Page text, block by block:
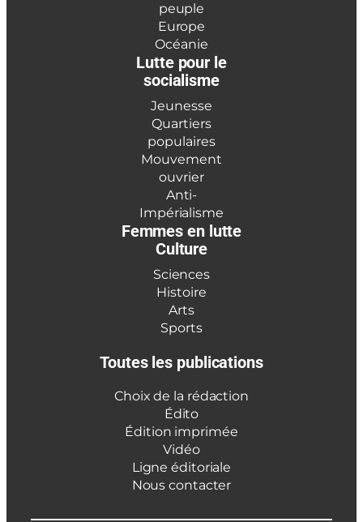
peuple
Europe
Océanie
Lutte pour le
socialisme
Jeunesse
Quartiers
populaires
Mouvement
ouvrier
Anti-
Impérialisme
Femmes en lutte
Culture
Sciences
Histoire
Arts
Sports
Toutes les publications
Choix de la rédaction
Édito
Édition imprimée
Vidéo
Ligne éditoriale
Nous contacter